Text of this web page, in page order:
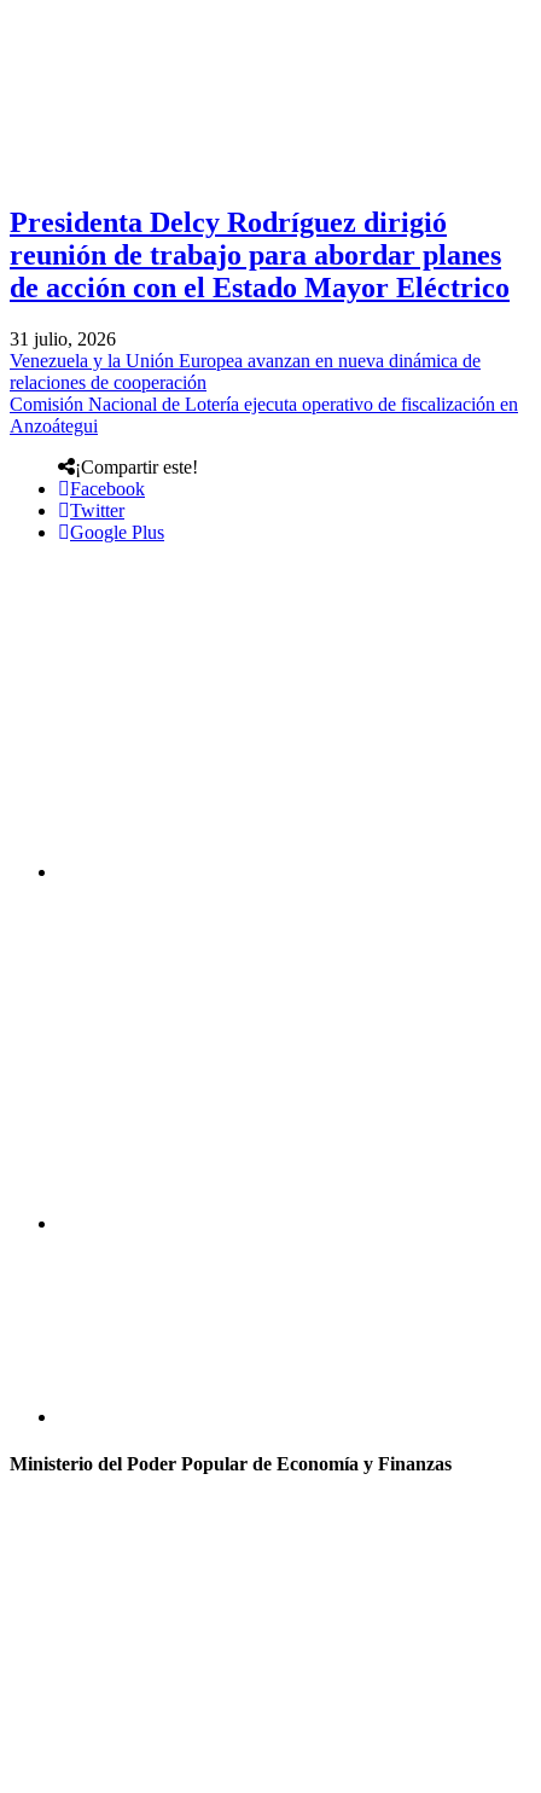
Presidenta Delcy Rodríguez dirigió
reunión de trabajo para abordar planes
de acción con el Estado Mayor Eléctrico
31 julio, 2026
Venezuela y la Unión Europea avanzan en nueva dinámica de
relaciones de cooperación
Comisión Nacional de Lotería ejecuta operativo de fiscalización en
Anzoátegui
¡Compartir este!
Facebook
Twitter
Google Plus
Ministerio del Poder Popular de Economía y Finanzas